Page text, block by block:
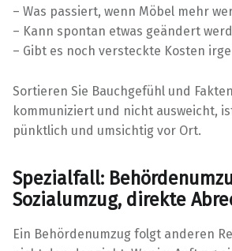
– Was passiert, wenn Möbel mehr
– Kann spontan etwas geändert
– Gibt es noch versteckte Kosten
Sortieren Sie Bauchgefühl und
kommuniziert und nicht ausweicht,
pünktlich und umsichtig vor Ort.
Spezialfall:
Sozialumzug, direkte
Ein Behördenumzug folgt anderen